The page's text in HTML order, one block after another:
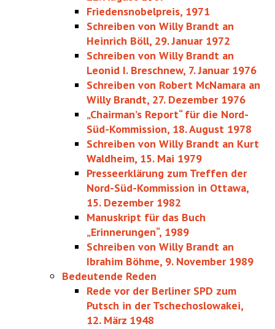
Friedensnobelpreis, 1971
Schreiben von Willy Brandt an
Heinrich Böll, 29. Januar 1972
Schreiben von Willy Brandt an
Leonid I. Breschnew, 7. Januar 1976
Schreiben von Robert McNamara an
Willy Brandt, 27. Dezember 1976
„Chairman’s Report“ für die Nord-
Süd-Kommission, 18. August 1978
Schreiben von Willy Brandt an Kurt
Waldheim, 15. Mai 1979
Presseerklärung zum Treffen der
Nord-Süd-Kommission in Ottawa,
15. Dezember 1982
Manuskript für das Buch
„Erinnerungen“, 1989
Schreiben von Willy Brandt an
Ibrahim Böhme, 9. November 1989
Bedeutende Reden
Rede vor der Berliner SPD zum
Putsch in der Tschechoslowakei,
12. März 1948